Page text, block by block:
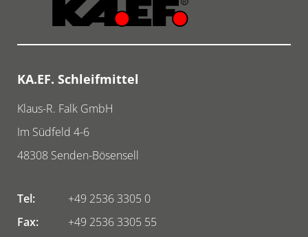
KA.EF. Schleifmittel
Klaus-R. Falk GmbH
Im Südfeld 4-6
48308 Senden-Bösensell
Tel:
+49 2536 3305 0
Fax:
+49 2536 3305 55